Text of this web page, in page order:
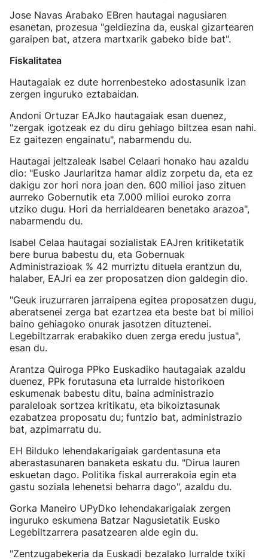
Jose Navas Arabako EBren hautagai nagusiaren
esanetan, prozesua "geldiezina da, euskal gizartearen
garaipen bat, atzera martxarik gabeko bide bat".
Fiskalitatea
Hautagaiak ez dute horrenbesteko adostasunik izan
zergen inguruko eztabaidan.
Andoni Ortuzar EAJko hautagaiak esan duenez,
"zergak igotzeak ez du diru gehiago biltzea esan nahi.
Ez gaitezen engainatu", nabarmendu du.
Hautagai jeltzaleak Isabel Celaari honako hau azaldu
dio: "Eusko Jaurlaritza hamar aldiz zorpetu da, eta ez
dakigu zor hori nora joan den. 600 milioi jaso zituen
aurreko Gobernutik eta 7.000 milioi euroko zorra
utziko dugu. Hori da herrialdearen benetako arazoa",
nabarmendu du.
Isabel Celaa hautagai sozialistak EAJren kritiketatik
bere burua babestu du, eta Gobernuak
Administrazioak % 42 murriztu dituela erantzun du,
halaber, EAJri ea zer proposatzen dion galdegin dio.
"Geuk iruzurraren jarraipena egitea proposatzen dugu,
aberatsenei zerga bat ezartzea eta beste bat bi milioi
baino gehiagoko onurak jasotzen dituztenei.
Legebiltzarrak erabakiko duen zerga eredu justua",
esan du.
Arantza Quiroga PPko Euskadiko hautagaiak azaldu
duenez, PPk forutasuna eta lurralde historikoen
eskumenak babestu ditu, baina administrazio
paraleloak sortzea kritikatu, eta bikoiztasunak
ezabatzea proposatu du; funtzio bat, administrazio
bat, azpimarratu du.
EH Bilduko lehendakarigaiak gardentasuna eta
aberastasunaren banaketa eskatu du. "Dirua lauren
eskuetan dago. Politika fiskal aurrerakoia egin eta
gastu soziala lehenetsi beharra dago", azaldu du.
Gorka Maneiro UPyDko lehendakarigaiak zergen
inguruko eskumena Batzar Nagusietatik Eusko
Legebiltzarrera pasatzearen alde egin du.
"Zentzugabekeria da Euskadi bezalako lurralde txiki